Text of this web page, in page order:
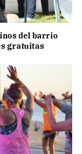
del barrio
gratuitas